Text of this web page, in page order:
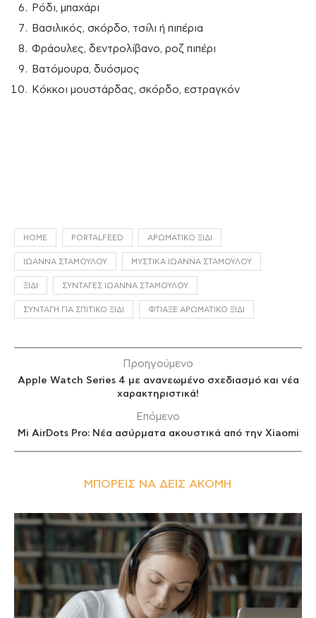
Ρόδι, μπαχάρι
Βασιλικός, σκόρδο, τσίλι ή πιπέρια
Φράουλες, δεντρολίβανο, ροζ πιπέρι
Βατόμουρα, δυόσμος
Κόκκοι μουστάρδας, σκόρδο, εστραγκόν
HOME PORTALFEED ΑΡΩΜΑΤΙΚΌ ΞΊΔΙ
ΙΩΆΝΝΑ ΣΤΑΜΟΎΛΟΥ ΜΥΣΤΙΚΆ ΙΩΆΝΝΑ ΣΤΑΜΟΎΛΟΥ
ΞΊΔΙ ΣΥΝΤΑΓΈΣ ΙΩΆΝΝΑ ΣΤΑΜΟΎΛΟΥ
ΣΥΝΤΑΓΉ ΓΙΑ ΣΠΙΤΙΚΌ ΞΊΔΙ ΦΤΙΆΞΕ ΑΡΩΜΑΤΙΚΌ ΞΊΔΙ
Προηγούμενο
Apple Watch Series 4 με ανανεωμένο σχεδιασμό και νέα
χαρακτηριστικά!
Επόμενο
Mi AirDots Pro: Νέα ασύρματα ακουστικά από την Xiaomi
ΜΠΟΡΕΊΣ ΝΑ ΔΕΙΣ ΑΚΌΜΗ